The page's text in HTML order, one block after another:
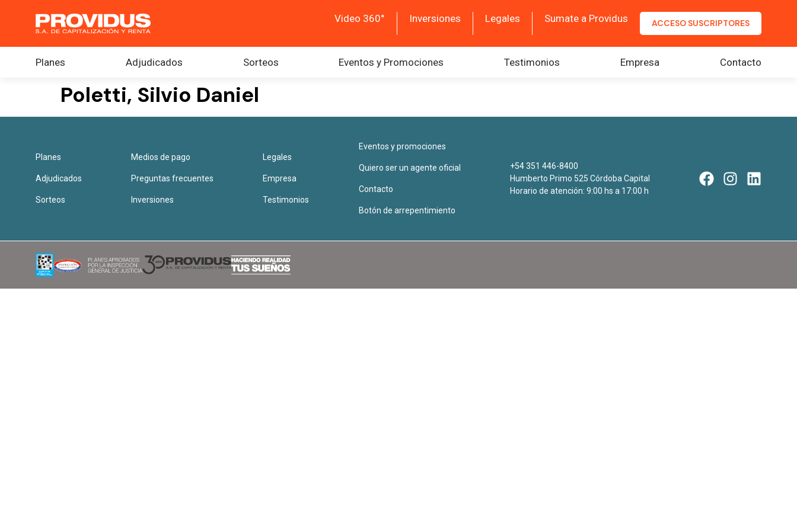
Video 360° Inversiones Legales Sumate a Providus ACCESO SUSCRIPTORES
Planes Adjudicados Sorteos Eventos y Promociones Testimonios Empresa Contacto
Poletti, Silvio Daniel
Planes
Adjudicados
Sorteos
Medios de pago
Preguntas frecuentes
Inversiones
Legales
Empresa
Testimonios
Eventos y promociones
Quiero ser un agente oficial
Contacto
Botón de arrepentimiento
+54 351 446-8400
Humberto Primo 525 Córdoba Capital
Horario de atención: 9:00 hs a 17:00 h